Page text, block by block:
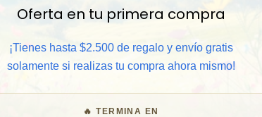
Oferta en tu primera compra
¡Tienes hasta $2.500 de regalo y envío gratis
solamente si realizas tu compra ahora mismo!
🔥 TERMINA EN
⏰ Garantía 8 meses para
🧑‍💼 Atención al cliente